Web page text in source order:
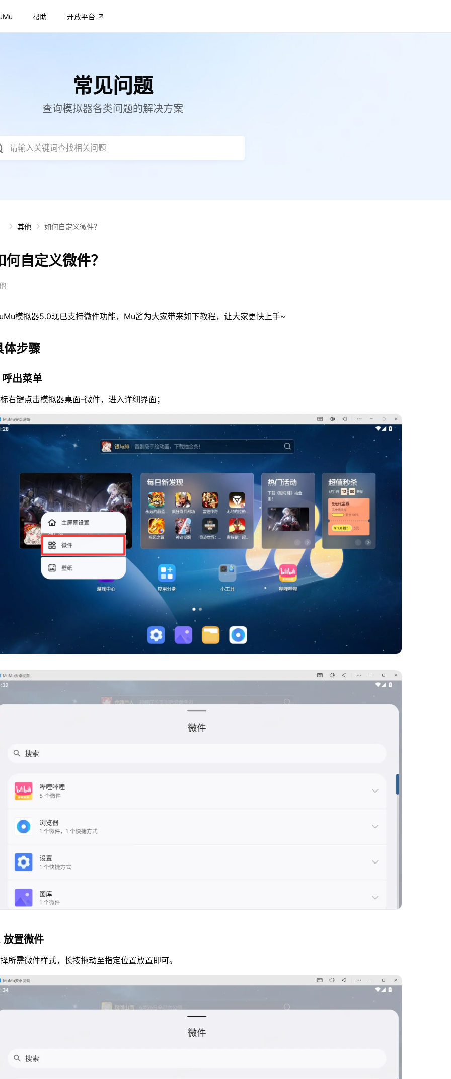
帮助 开放平台
常见问题
查询模拟器各类问题的解决方案
请输入关键词查找相关问题
其他 如何自定义微件？
何自定义微件？
模拟器5.0现已支持微件功能，Mu酱为大家带来如下教程，让大家更快上手~
体步骤
呼出菜单
右键点击模拟器桌面-微件，进入详细界面；
放置微件
所需微件样式，长按拖动至指定位置放置即可。